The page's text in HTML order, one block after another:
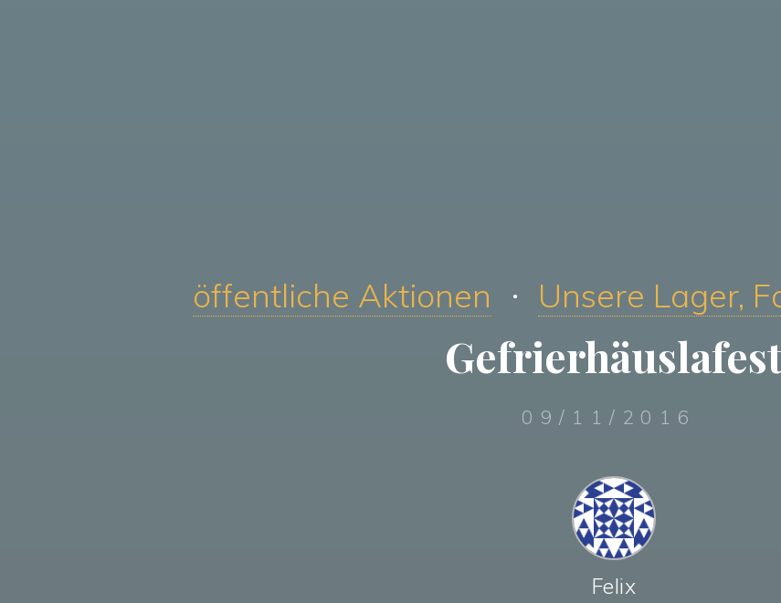
öffentliche Aktionen Unsere Lager,
09/11/2016
Felix